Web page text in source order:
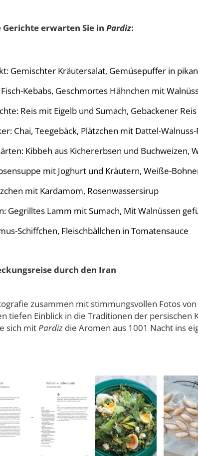
erwarten Sie in Pardiz:
Gemischter Kräutersalat, Gemüsepuffer in
Kebabs, Geschmortes Hähnchen mit
Reis mit Eigelb und Sumach, Gebackener
Chai, Teegebäck, Plätzchen mit Dattel-
Kibbeh aus Kichererbsen und Buchweizen,
mit Joghurt und Kräutern, Weiße-
mit Kardamom, Rosenwassersirup
Gegrilltes Lamm mit Sumach, Mit Walnüssen
Schiffchen, Fleischbällchen in Tomatensauce
durch den Iran
zusammen mit stimmungsvollen Fotos
tiefen Einblick in die Traditionen der
sich mitPardiz die Aromen aus 1001 Nacht ins